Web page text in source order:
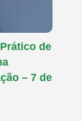
de
– 7 de